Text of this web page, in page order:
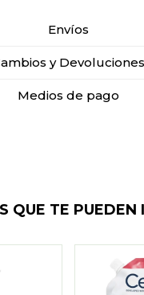
Envíos
y Devoluciones
Medios de pago
QUE TE PUEDEN